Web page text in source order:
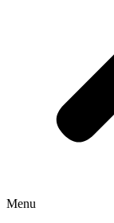
Menu